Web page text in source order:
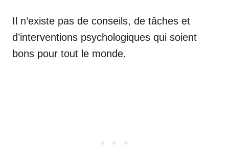
Il n’existe pas de conseils, de tâches et
d’interventions psychologiques qui soient
bons pour tout le monde.